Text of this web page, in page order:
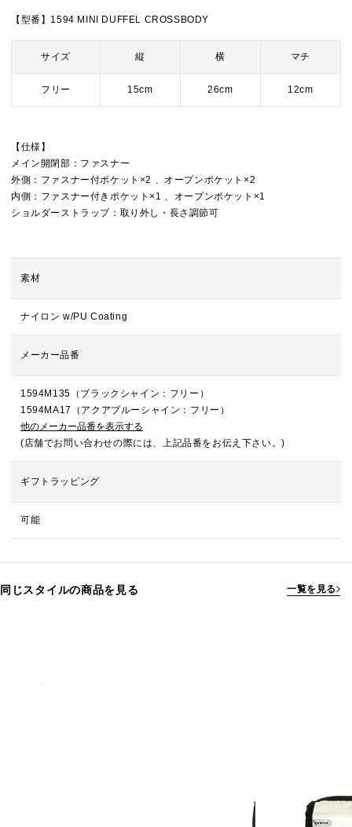
【型番】1594 MINI DUFFEL CROSSBODY
サイズ 縦 横 マチ
フリー 15cm 26cm 12cm
【仕様】
メイン開閉部：ファスナー
外側：ファスナー付ポケット×2 、オープンポケット×2
内側：ファスナー付きポケット×1 、オープンポケット×1
ショルダーストラップ：取り外し・長さ調節可
素材
ナイロン w/PU Coating
メーカー品番
1594M135（ブラックシャイン：フリー）
1594MA17（アクアブルーシャイン：フリー）
他のメーカー品番を表示する
(店舗でお問い合わせの際には、上記品番をお伝え下さい。)
ギフトラッピング
可能
同じスタイルの商品を見る 一覧を見る